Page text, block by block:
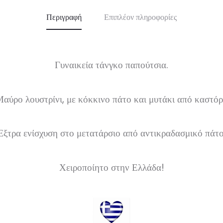
Περιγραφή Επιπλέον πληροφορίες
Γυναικεία τάνγκο παπούτσια.
λουστρίνι, με κόκκινο πάτο και μυτάκι από
ενίσχυση στο μετατάρσιο από αντικραδασμικό
Χειροποίητο στην Ελλάδα!